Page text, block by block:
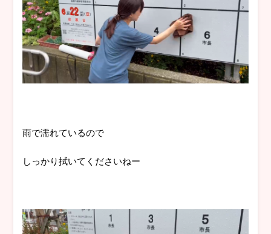
雨で濡れているので
しっかり拭いてくださいねー